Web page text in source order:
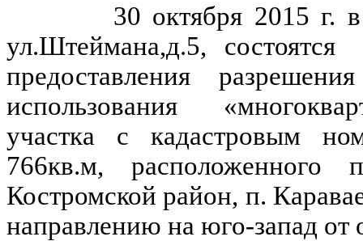
30 октября 2015 г. в
ул.Штеймана,д.5,
предоставления
использования
участка с кадастровым
766кв.м, расположенного
Костромской район, п.
направлению на юго-запад